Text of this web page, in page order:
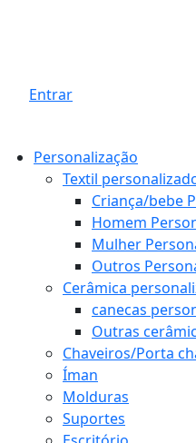
Entrar
Personalização
Textil
Criança/bebe
Homem
Mulher
Outros
Cerâmica
canecas
Outras
Chaveiros/Porta
Íman
Molduras
Suportes